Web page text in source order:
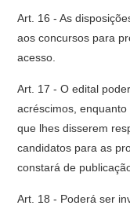
Art. 16 - As
aos concursos para
acesso.
Art. 17 - O edital
acréscimos,
que lhes disserem
candidatos para as
constará de
Art. 18 - Poderá ser